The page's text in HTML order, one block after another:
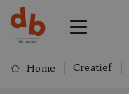
Home Creatief